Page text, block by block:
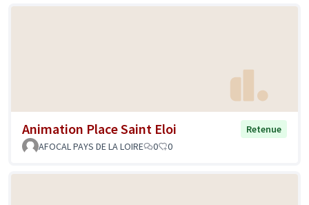
Animation Place Saint Eloi
Retenue
AFOCAL PAYS DE LA LOIRE
0 0